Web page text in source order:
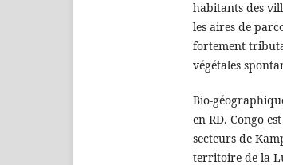
habitants des
les aires de
fortement
végétales
Bio-
en RD. Congo
secteurs de
territoire de la